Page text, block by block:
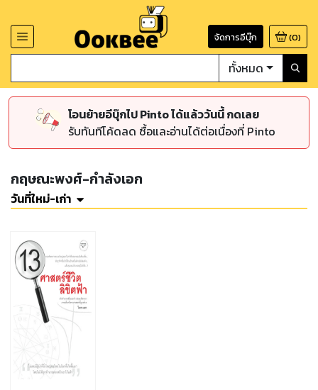
จัดการอีบุ๊ก (0)
ทั้งหมด
โอนย้ายอีบุ๊กไป Pinto ได้แล้ววันนี้ กดเลย
รับทันทีโค้ดลด ซื้อและอ่านได้ต่อเนื่องที่ Pinto
กฤษณะพงศ์-กำลังเอก
วันที่ใหม่-เก่า